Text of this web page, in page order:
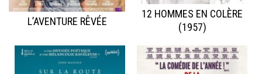
L’AVENTURE RÊVÉE
12 HOMMES EN COLÈRE
(1957)